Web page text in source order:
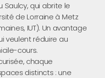
Saulcy, qui abrite le
de Lorraine à Metz
IUT). Un avantage
veulent réduire au
cours.
chaque
distincts : une